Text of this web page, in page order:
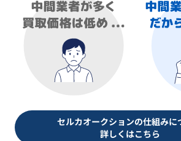
セルカオークションの仕組みに
詳しくはこちら